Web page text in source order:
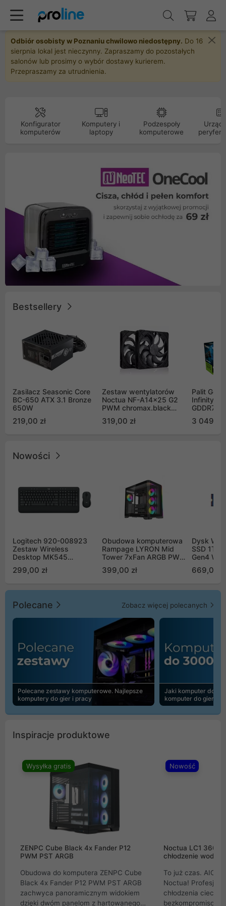
Odbiór osobisty w Poznaniu chwilowo niedostępny. Do 16
sierpnia lokal jest nieczynny. Zapraszamy do pozostałych
salonów lub prosimy o wybór dostawy kurierem.
Przepraszamy za utrudnienia.
Konfigurator
komputerów
Komputery i
laptopy
Podzespoły
komputerowe
Bestsellery
Zasilacz Seasonic Core
BC-650 ATX 3.1 Bronze
650W
219,00 zł
Zestaw wentylatorów
Noctua NF-A14x25 G2
PWM chromax.black
Push Pull (2szt)
319,00 zł
Palit
Infinity 3
GDDR7
GB2050S)
3 049,00
Nowości
Logitech 920-008923
Zestaw Wireless
Desktop MK545
299,00 zł
Obudowa komputerowa
Rampage LYRON Mid
Tower 7xFan ARGB PWM
399,00 zł
Dysk WD
SSD 1TB
Gen4
669,00
Polecane Zobacz więcej polecanych
Polecane zestawy komputerowe. Najlepsze
komputery do gier i pracy
Jaki komputer do
komputer do gier |
Inspiracje produktowe
Wysyłka gratis
ZENPC Cube Black 4x Fander P12
PWM PST ARGB
Obudowa do komputera ZENPC Cube
Black 4x Fander P12 PWM PST ARGB
zachwyca panoramicznym widokiem
dzięki dwóm panelom z hartowanego
Nowość
Noctua LC1
chłodzenie wodne
To już czas. AIO
Noctua!
chłodzenia cieczą